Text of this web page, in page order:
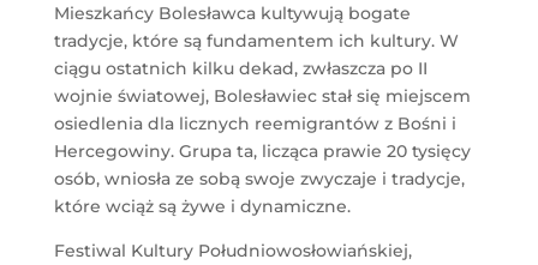
Mieszkańcy Bolesławca kultywują bogate
tradycje, które są fundamentem ich kultury. W
ciągu ostatnich kilku dekad, zwłaszcza po II
wojnie światowej, Bolesławiec stał się miejscem
osiedlenia dla licznych reemigrantów z Bośni i
Hercegowiny. Grupa ta, licząca prawie 20 tysięcy
osób, wniosła ze sobą swoje zwyczaje i tradycje,
które wciąż są żywe i dynamiczne.
Festiwal Kultury Południowosłowiańskiej,